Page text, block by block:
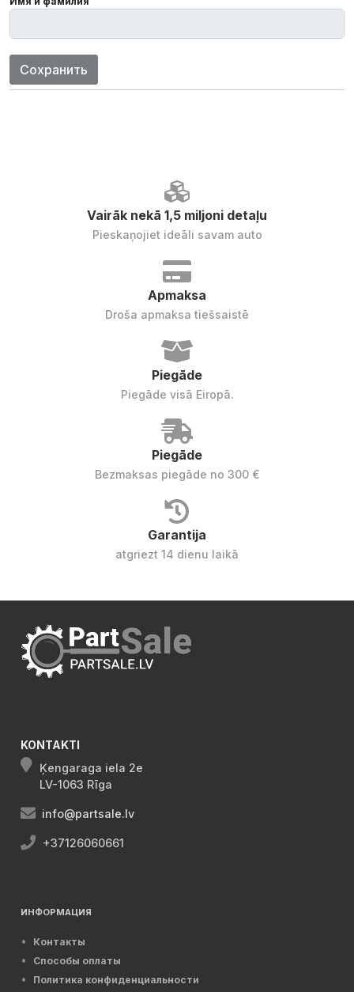
Сохранить
Vairāk nekā 1,5 miljoni detaļu
Pieskaņojiet ideāli savam auto
Apmaksa
Droša apmaksa tiešsaistē
Piegāde
Piegāde visā Eiropā.
Piegāde
Bezmaksas piegāde no 300 €
Garantija
atgriezt 14 dienu laikā
KONTAKTI
Ķengaraga iela 2e
LV-1063 Rīga
info@partsale.lv
+37126060661
ИНФОРМАЦИЯ
Контакты
Способы оплаты
Политика конфиденциальности